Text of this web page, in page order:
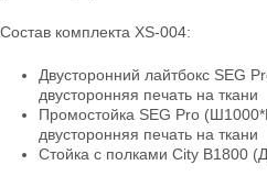
Состав комплекта XS-004:
Двусторонний лайтбокс SEG
двусторонняя печать на ткани
Промостойка SEG Pro
двусторонняя печать на ткани
Стойка с полками City B1800